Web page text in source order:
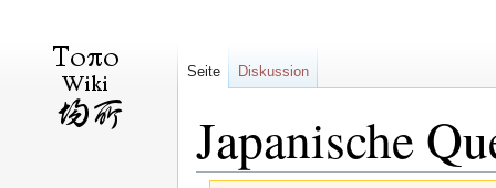
Japanische
Seite Diskussion